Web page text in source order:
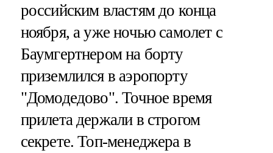
российским властям до конца
ноября, а уже ночью самолет с
Баумгертнером на борту
приземлился в аэропорту
"Домодедово". Точное время
прилета держали в строгом
секрете. Топ-менеджера в